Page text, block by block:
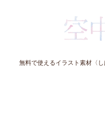
無料で使えるイラスト素材〈